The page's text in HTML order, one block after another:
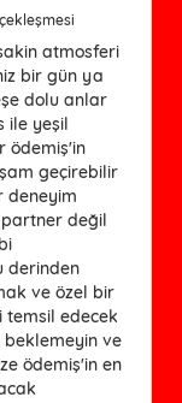
atmosferi
bir gün ya
dolu anlar
ile yeşil
ödemiş'in
geçirebilir
deneyim
değil
derinden
ve özel bir
temsil edecek
ve
ödemiş'in en